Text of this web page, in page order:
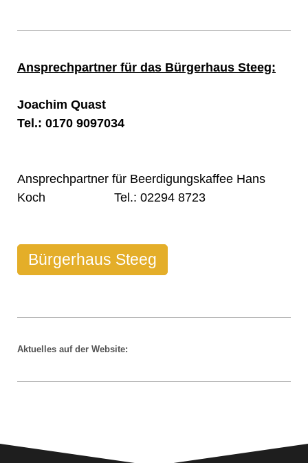
Ansprechpartner für das Bürgerhaus Steeg:
Joachim Quast
Tel.: 0170 9097034
Ansprechpartner für Beerdigungskaffee Hans
Koch Tel.: 02294 8723
Bürgerhaus Steeg
Aktuelles auf der Website: